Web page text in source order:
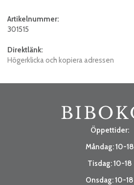
Artikelnummer:
301515
Direktlänk:
Högerklicka och kopiera adressen
Öppettider:
Måndag: 10-18
Tisdag: 10-18
Onsdag: 10-18